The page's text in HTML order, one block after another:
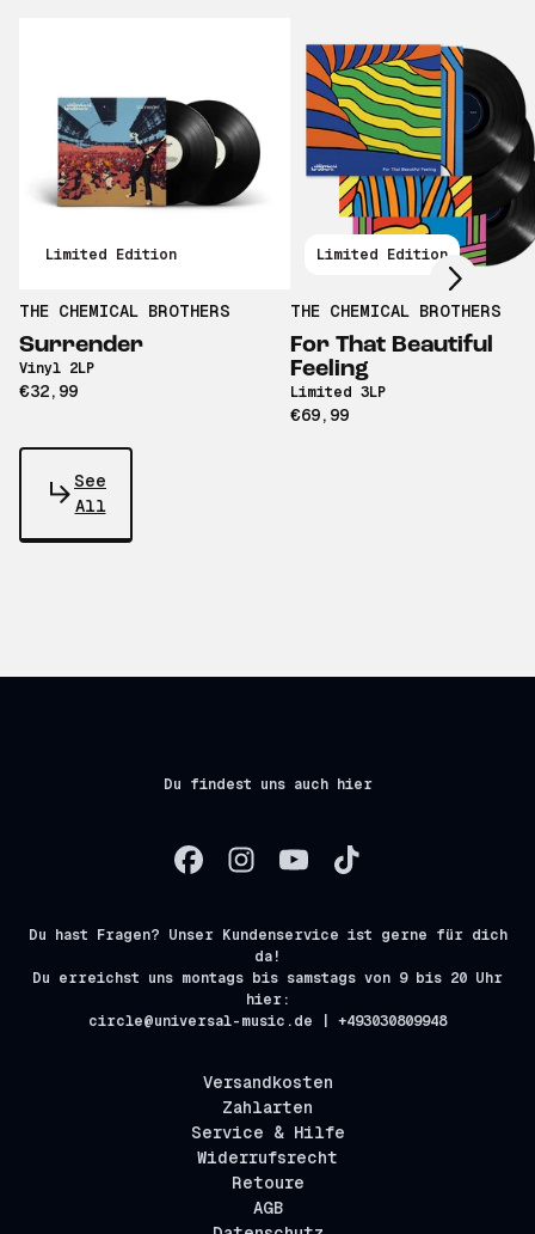
Limited Edition
THE CHEMICAL BROTHERS
Surrender
Vinyl 2LP
€32,99
Limited Edition
THE CHEMICAL BROTHERS
For That Beautiful
Feeling
Limited 3LP
€69,99
Scroll right
See
All
Du findest uns auch hier
Du hast Fragen? Unser Kundenservice ist gerne für dich
da!
Du erreichst uns montags bis samstags von 9 bis 20 Uhr
hier:
circle@universal-music.de | +493030809948
Versandkosten
Zahlarten
Service & Hilfe
Widerrufsrecht
Retoure
AGB